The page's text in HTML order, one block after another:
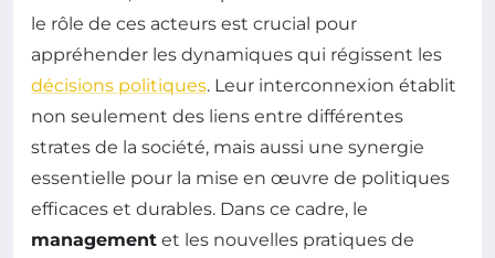
le rôle de ces acteurs est crucial pour
appréhender les dynamiques qui régissent les
décisions politiques. Leur interconnexion établit
non seulement des liens entre différentes
strates de la société, mais aussi une synergie
essentielle pour la mise en œuvre de politiques
efficaces et durables. Dans ce cadre, le
management et les nouvelles pratiques de